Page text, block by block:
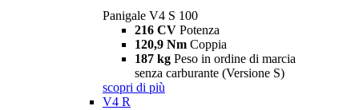
Panigale V4 S 100
216 CV Potenza
120,9 Nm Coppia
187 kg Peso in ordine di marcia
senza carburante (Versione S)
scopri di più
V4 R